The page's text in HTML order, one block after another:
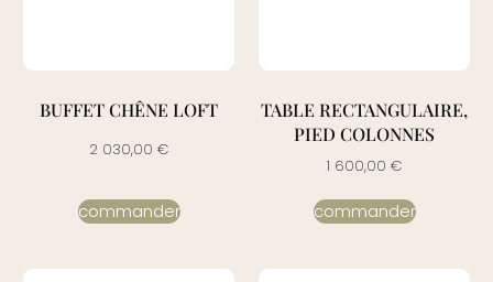
BUFFET CHÊNE LOFT
2 030,00 €
commander
TABLE RECTANGULAIRE,
PIED COLONNES
1 600,00 €
commander